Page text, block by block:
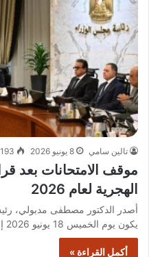
تالين سامي 8 يونيو 2026 193
موقف الامتحانات بعد
الهجرية لعام 2026
أصدر الدكتور مصطفى مدبولي،
يكون يوم الخميس 18 يونيو 2026 إجازة رسمية مدفوعة الأجر…
أكمل القراءة »